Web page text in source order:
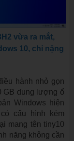
vừa ra mắt,
10, chỉ nặng
hành nhỏ gọn
GB dung lượng ổ
Windows hiện
cấu hình kém
mang tên tiny10
năng không cần